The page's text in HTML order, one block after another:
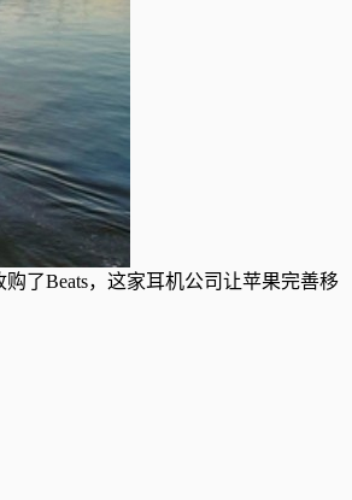
了Beats，这家耳机公司让苹果完善移